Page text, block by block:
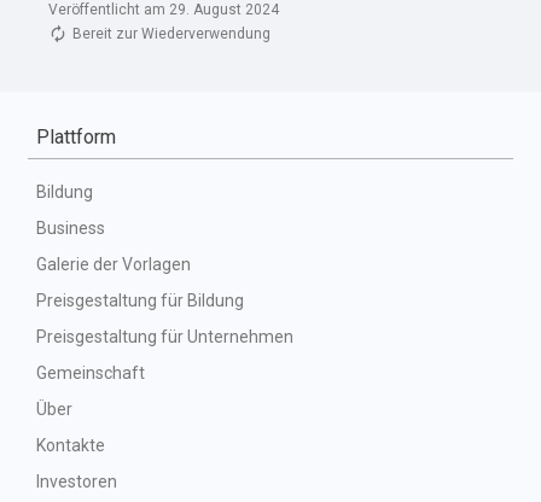
Veröffentlicht am 29. August 2024
Bereit zur Wiederverwendung
Plattform
Bildung
Business
Galerie der Vorlagen
Preisgestaltung für Bildung
Preisgestaltung für Unternehmen
Gemeinschaft
Über
Kontakte
Investoren